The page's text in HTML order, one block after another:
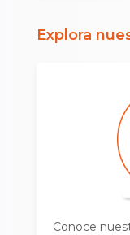
Explora
Conoce